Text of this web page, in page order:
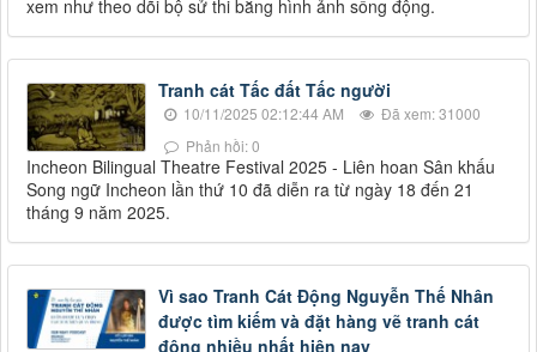
xem như theo dõi bộ sử thi bằng hình ảnh sống động.
Tranh cát Tấc đất Tấc người
10/11/2025 02:12:44 AM
Đã xem: 31000
Phản hồi: 0
Incheon Bilingual Theatre Festival 2025 - Liên hoan Sân khấu
Song ngữ Incheon lần thứ 10 đã diễn ra từ ngày 18 đến 21
tháng 9 năm 2025.
Vì sao Tranh Cát Động Nguyễn Thế Nhân
được tìm kiếm và đặt hàng vẽ tranh cát
động nhiều nhất hiện nay